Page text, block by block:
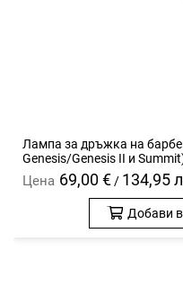
Лампа за дръжка на
Genesis/Genesis II и
Цена 69,00 € / 134,95
Добави